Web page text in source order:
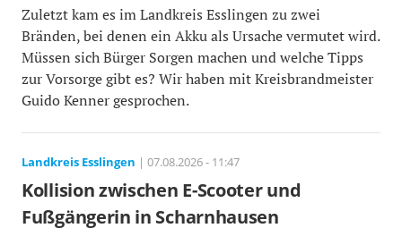
Zuletzt kam es im Landkreis Esslingen zu zwei
Bränden, bei denen ein Akku als Ursache vermutet wird.
Müssen sich Bürger Sorgen machen und welche Tipps
zur Vorsorge gibt es? Wir haben mit Kreisbrandmeister
Guido Kenner gesprochen.
Landkreis Esslingen | 07.08.2026 - 11:47
Kollision zwischen E-Scooter und
Fußgängerin in Scharnhausen